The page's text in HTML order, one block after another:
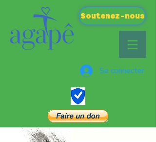
Soutenez-nous
Se connecter